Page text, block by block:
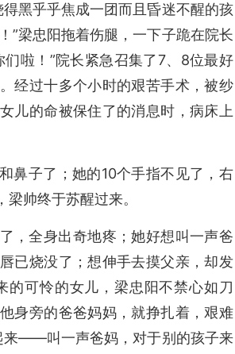
黑乎乎焦成一团而且昏迷不醒的孩
”梁忠阳拖着伤腿，一下子跪在院长
啦！”院长紧急召集了7、8位最好
经过十多个小时的艰苦手术，被纱
儿的命被保住了的消息时，病床上
鼻子了；她的10个手指不见了，右
帅终于苏醒过来。
，全身出奇地疼；她好想叫一声爸
已烧没了；想伸手去摸父亲，却发
的可怜的女儿，梁忠阳不禁心如刀
身旁的爸爸妈妈，就挣扎着，艰难
来——叫一声爸妈，对于别的孩子来